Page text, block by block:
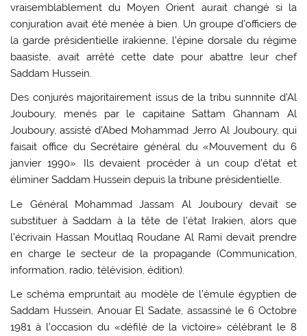
vraisemblablement du Moyen Orient aurait changé si la
conjuration avait été menée à bien. Un groupe d’officiers de
la garde présidentielle irakienne, l’épine dorsale du régime
baasiste, avait arrêté cette date pour abattre leur chef
Saddam Hussein.
Des conjurés majoritairement issus de la tribu sunnnite d’Al
Jouboury, menés par le capitaine Sattam Ghannam Al
Jouboury, assisté d’Abed Mohammad Jerro Al Jouboury, qui
faisait office du Secrétaire général du «Mouvement du 6
janvier 1990». Ils devaient procéder à un coup d’état et
éliminer Saddam Hussein depuis la tribune présidentielle.
Le Général Mohammad Jassam Al Jouboury devait se
substituer à Saddam à la tête de l’état Irakien, alors que
l’écrivain Hassan Moutlaq Roudane Al Rami devait prendre
en charge le secteur de la propagande (Communication,
information, radio, télévision, édition).
Le schéma empruntait au modèle de l’émule égyptien de
Saddam Hussein, Anouar El Sadate, assassiné le 6 Octobre
1981 à l’occasion du «défilé de la victoire» célébrant le 8